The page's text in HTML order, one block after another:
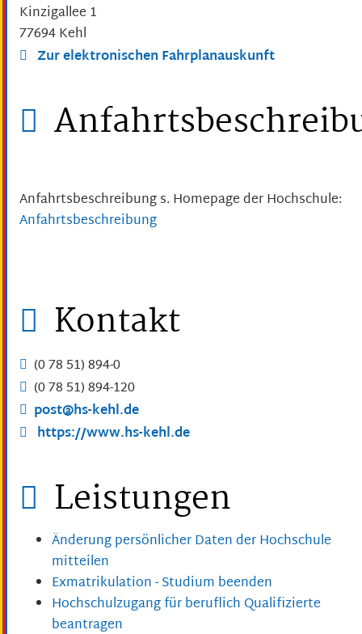
Kinzigallee 1
77694Kehl
Zur elektronischen Fahrplanauskunft
Anfahrtsbeschreibung s. Homepage der Hochschule:
Anfahrtsbeschreibung
Kontakt
(07851) 894-0
(07851) 894-120
post@hs-kehl.de
https://www.hs-kehl.de
Leistungen
Änderung persönlicher Daten der Hochschule
mitteilen
Exmatrikulation - Studium beenden
Hochschulzugang für beruflich Qualifizierte
beantragen